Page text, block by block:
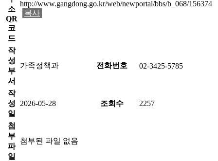
소
QR
코
드
http://www.gangdong.go.kr/web/newportal/bbs/b_068/156374
복사
작
성
부
서
가족정책과 전화번호 02-3425-5785
작
성
일
2026-05-28 조회수 2257
첨
부
파
일
첨부된 파일 없음